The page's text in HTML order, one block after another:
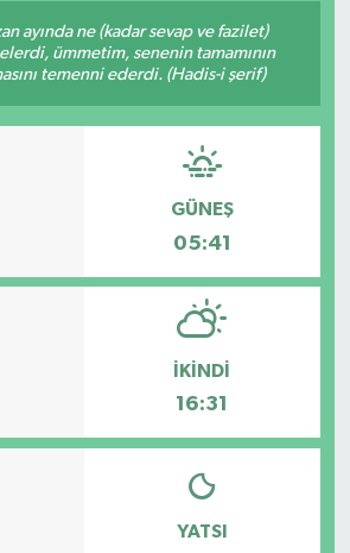
ayında ne (kadar sevap ve fazilet)
ümmetim, senenin tamamının
temenni ederdi. (Hadis-i şerif)
GÜNEŞ
05:41
İKINDI
16:31
YATSI